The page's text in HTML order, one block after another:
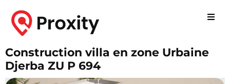
Construction villa en zone Urbaine
Djerba ZU P 694